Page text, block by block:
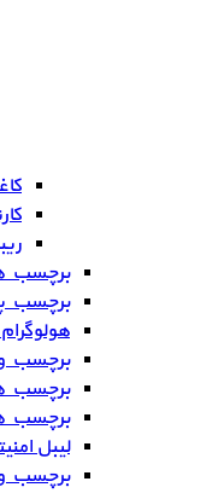
برچسب
برچسب
برچسب و
برچسب
برچسب
لیبل
برچسب